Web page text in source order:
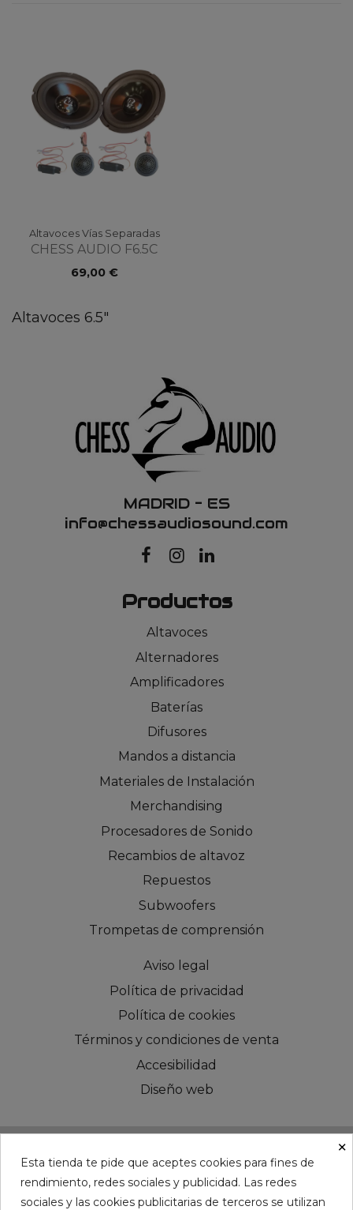
Altavoces Vías Separadas
CHESS AUDIO F6.5C
69,00 €
Altavoces 6.5"
MADRID – ES
info@chessaudiosound.com
Productos
Altavoces
Alternadores
Amplificadores
Baterías
Difusores
Mandos a distancia
Materiales de Instalación
Merchandising
Procesadores de Sonido
Recambios de altavoz
Repuestos
Subwoofers
Trompetas de comprensión
Aviso legal
Política de privacidad
Política de cookies
Términos y condiciones de venta
Accesibilidad
Diseño web
©CHESS AUDIO - Since 2016
×
Esta tienda te pide que aceptes cookies para fines de
rendimiento, redes sociales y publicidad. Las redes
sociales y las cookies publicitarias de terceros se utilizan